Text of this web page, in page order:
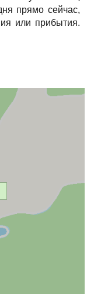
прямо сейчас,
или прибытия.